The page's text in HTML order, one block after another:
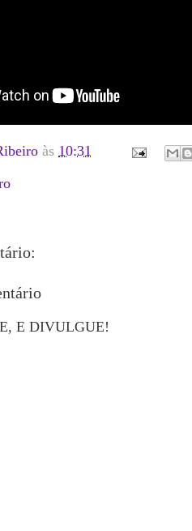
às 10:31
E DIVULGUE!